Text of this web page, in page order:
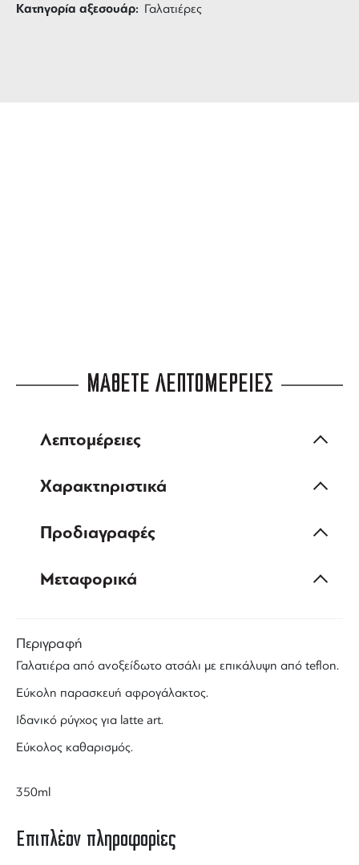
Κατηγορία αξεσουάρ: Γαλατιέρες
ΜΑΘΕΤΕ ΛΕΠΤΟΜΕΡΕΙΕΣ
Λεπτομέρειες
Χαρακτηριστικά
Προδιαγραφές
Μεταφορικά
Περιγραφή
Γαλατιέρα από ανοξείδωτο ατσάλι με επικάλυψη από teflon.
Εύκολη παρασκευή αφρογάλακτος.
Ιδανικό ρύγχος για latte art.
Εύκολος καθαρισμός.
350ml
Επιπλέον πληροφορίες